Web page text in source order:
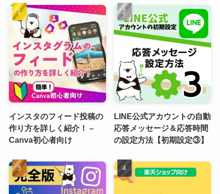
インスタのフィード投稿の
作り方を詳しく紹介！ –
Canva初心者向け
LINE公式アカウントの自動
応答メッセージ＆応答時間
の設定方法【初期設定③】